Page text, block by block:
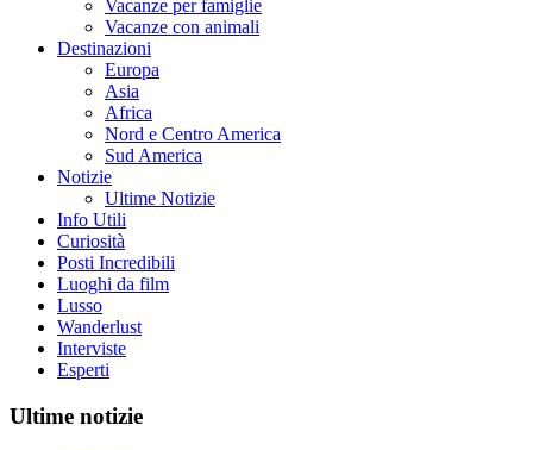
Vacanze per famiglie
Vacanze con animali
Destinazioni
Europa
Asia
Africa
Nord e Centro America
Sud America
Notizie
Ultime Notizie
Info Utili
Curiosità
Posti Incredibili
Luoghi da film
Lusso
Wanderlust
Interviste
Esperti
Ultime notizie